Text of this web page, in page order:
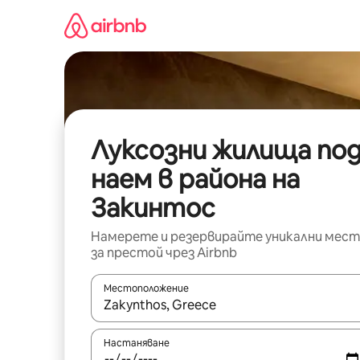
съдържанието
Луксозни жилища
наем в района на
Закинтос
Намерете и резервирайте уникални
за престой чрез Airbnb
Местоположение
Когато резултатите се покажат,
Настаняване